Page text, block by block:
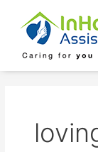
content